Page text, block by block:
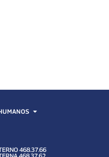
468.37.66